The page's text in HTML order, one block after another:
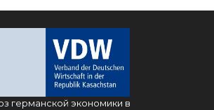
германской экономики в